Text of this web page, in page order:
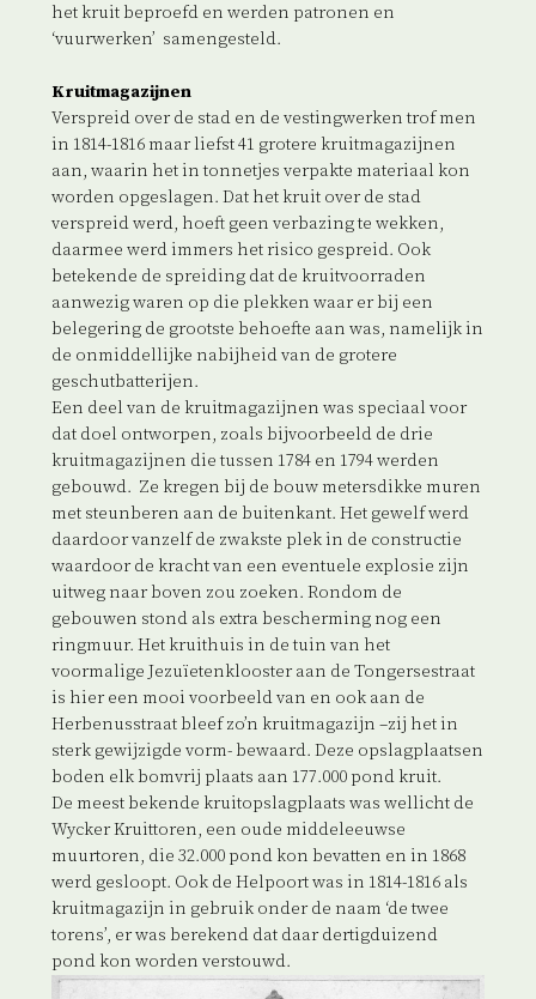
het kruit beproefd en werden patronen en
‘vuurwerken’ samengesteld.
Kruitmagazijnen
Verspreid over de stad en de vestingwerken trof men
in 1814-1816 maar liefst 41 grotere kruitmagazijnen
aan, waarin het in tonnetjes verpakte materiaal kon
worden opgeslagen. Dat het kruit over de stad
verspreid werd, hoeft geen verbazing te wekken,
daarmee werd immers het risico gespreid. Ook
betekende de spreiding dat de kruitvoorraden
aanwezig waren op die plekken waar er bij een
belegering de grootste behoefte aan was, namelijk in
de onmiddellijke nabijheid van de grotere
geschutbatterijen.
Een deel van de kruitmagazijnen was speciaal voor
dat doel ontworpen, zoals bijvoorbeeld de drie
kruitmagazijnen die tussen 1784 en 1794 werden
gebouwd. Ze kregen bij de bouw metersdikke muren
met steunberen aan de buitenkant. Het gewelf werd
daardoor vanzelf de zwakste plek in de constructie
waardoor de kracht van een eventuele explosie zijn
uitweg naar boven zou zoeken. Rondom de
gebouwen stond als extra bescherming nog een
ringmuur. Het kruithuis in de tuin van het
voormalige Jezuïetenklooster aan de Tongersestraat
is hier een mooi voorbeeld van en ook aan de
Herbenusstraat bleef zo’n kruitmagazijn –zij het in
sterk gewijzigde vorm- bewaard. Deze opslagplaatsen
boden elk bomvrij plaats aan 177.000 pond kruit.
De meest bekende kruitopslagplaats was wellicht de
Wycker Kruittoren, een oude middeleeuwse
muurtoren, die 32.000 pond kon bevatten en in 1868
werd gesloopt. Ook de Helpoort was in 1814-1816 als
kruitmagazijn in gebruik onder de naam ‘de twee
torens’, er was berekend dat daar dertigduizend
pond kon worden verstouwd.